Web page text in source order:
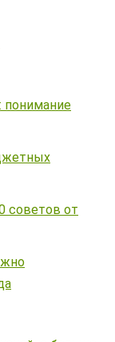
понимание
советов от